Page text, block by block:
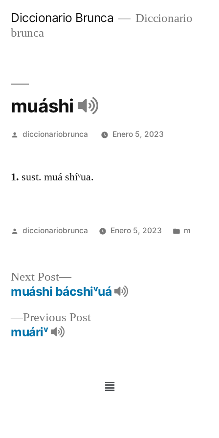
Diccionario Brunca
Diccionario
brunca
muáshi
diccionariobrunca Enero 5, 2023
1. sust. muá shíᵛua.
diccionariobrunca Enero 5, 2023 m
Previous Post
muáriᵛ
Next Post
muáshi bácshiᵛuá